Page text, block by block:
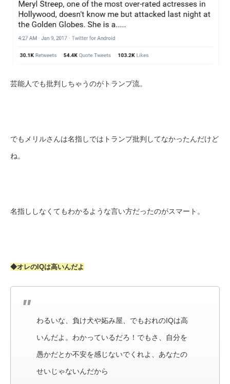
芸能人でも批判しちゃうのがトランプ流。
でもメリルさんは名指しではトランプ批判してなかったんだけど
ね。
名指ししなくてもわかるような言い方だったのがスマート。
◆オレのIQは高いんだよ
わるいな、負け犬や妬み屋、でもおれのIQは高
いんだよ。わかっているだろ！でもさ、自分を
愚かだとか不安を感じないでくれよ、あなたの
せいじゃないんだから